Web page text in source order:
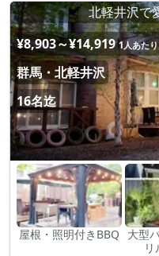
北軽井沢で
¥8,903～¥14,919 1人あた
群馬・北軽井沢
16名迄
屋根・照明付きBBQ
大型
リ